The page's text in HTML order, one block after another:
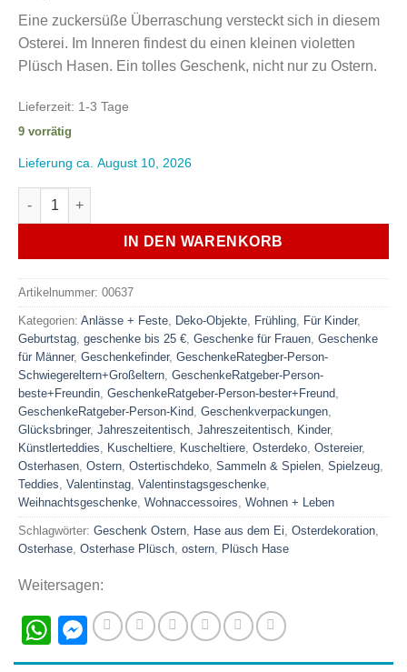
Eine zuckersüße Überraschung versteckt sich in diesem
Osterei. Im Inneren findest du einen kleinen violetten
Plüsch Hasen. Ein tolles Geschenk, nicht nur zu Ostern.
Lieferzeit: 1-3 Tage
9 vorrätig
Lieferung ca. August 10, 2026
Hase aus dem Ei Geschenk Ostern Plüschtier Hase Violett
IN DEN WARENKORB
Artikelnummer: 00637
Kategorien: Anlässe + Feste Deko-Objekte Frühling Für Kinder,
Geburtstag geschenke bis 25 € Geschenke für Frauen Geschenke
für Männer, Geschenkefinder, GeschenkeRategber-Person-
Schwiegereltern+Großeltern GeschenkeRatgeber-Person-
beste+Freundin GeschenkeRatgeber-Person-bester+Freund
GeschenkeRatgeber-Person-Kind Geschenkverpackungen
Glücksbringer, Jahreszeitentisch Jahreszeitentisch Kinder,
Künstlerteddies
Kuscheltiere Kuscheltiere Osterdeko Ostereier,
Osterhasen Ostern Ostertischdeko Sammeln & Spielen Spielzeug
Teddies Valentinstag Valentinstagsgeschenke
Weihnachtsgeschenke Wohnaccessoires Wohnen + Leben
Schlagwörter: Geschenk Ostern Hase aus dem Ei Osterdekoration
Osterhase Osterhase Plüsch ostern Plüsch Hase
Weitersagen:
WhatsApp
Messenger